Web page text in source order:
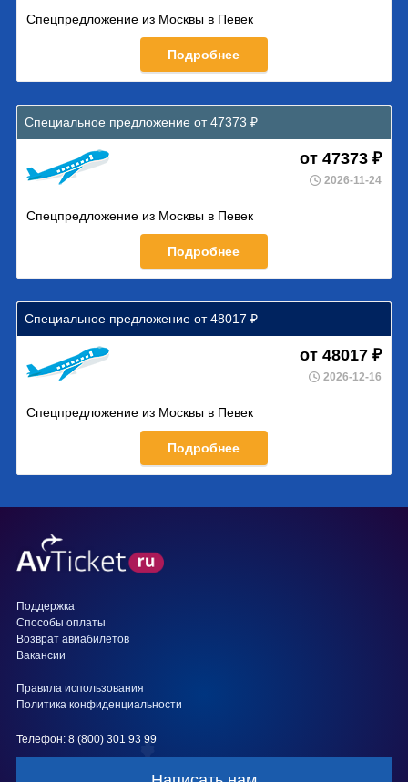
Спецпредложение из Москвы в Певек
Подробнее
Специальное предложение от 47373 ₽
от 47373 ₽
2026-11-24
Спецпредложение из Москвы в Певек
Подробнее
Специальное предложение от 48017 ₽
от 48017 ₽
2026-12-16
Спецпредложение из Москвы в Певек
Подробнее
Поддержка
Способы оплаты
Возврат авиабилетов
Вакансии
Правила использования
Политика конфиденциальности
Телефон: 8 (800) 301 93 99